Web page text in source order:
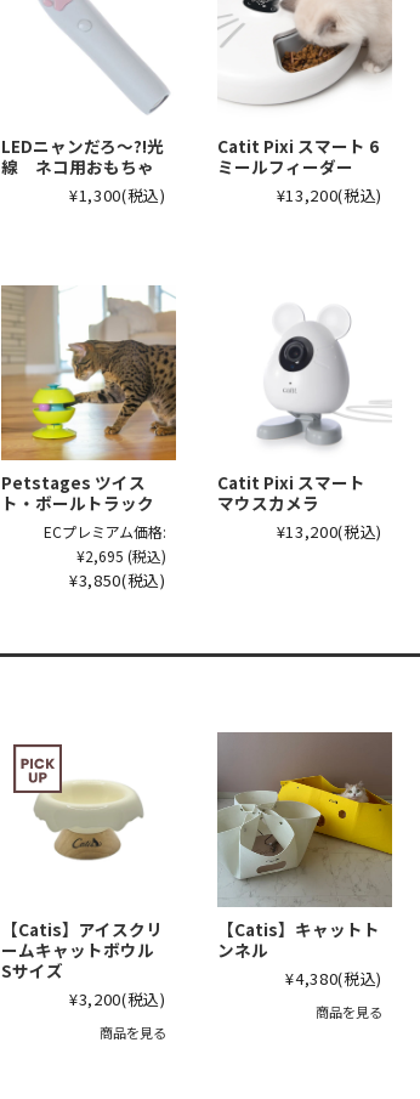
LEDニャンだろ～?!光
線 ネコ用おもちゃ
¥1,300(税込)
Catit Pixi スマート 6
ミールフィーダー
¥13,200(税込)
Petstages ツイス
ト・ボールトラック
ECプレミアム価格:
¥2,695 (税込)
¥3,850(税込)
Catit Pixi スマート
マウスカメラ
¥13,200(税込)
【Catis】アイスクリ
ームキャットボウル
Sサイズ
¥3,200(税込)
商品を見る
【Catis】キャットト
ンネル
¥4,380(税込)
商品を見る